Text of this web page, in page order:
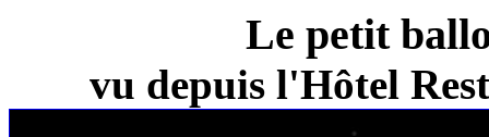
Le petit
vu depuis l'Hôtel